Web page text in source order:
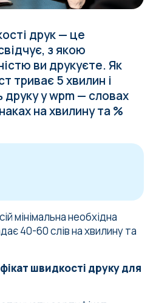
друк — це
з якою
ви друкуєте. Як
триває 5 хвилин і
друку у wpm — словах
на хвилину та %
та офісні працівники
друку для
та фрилансерів
мінімальна необхідна
40-60 слів на хвилину та
швидкості друку для